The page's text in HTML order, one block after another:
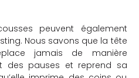
peuvent également
Nous savons que la tête
jamais de manière
des pauses et reprend sa